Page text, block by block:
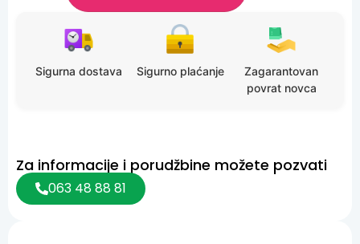
Sigurna dostava Sigurno plaćanje
Zagarantovan
povrat novca
Za informacije i porudžbine možete pozvati
063 48 88 81